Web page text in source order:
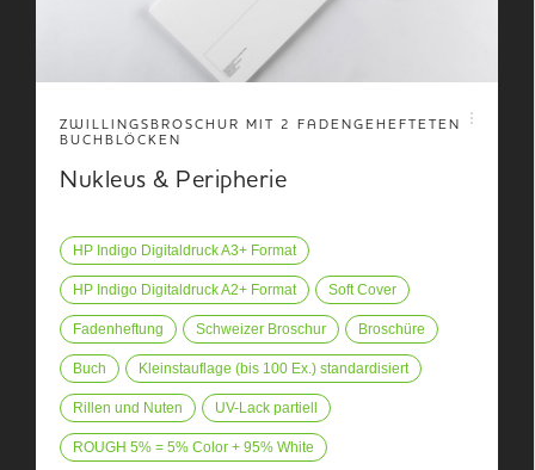
ZWILLINGSBROSCHUR MIT 2 FADENGEHEFTETEN
BUCHBLÖCKEN
Nukleus & Peripherie
HP Indigo Digitaldruck A3+ Format
HP Indigo Digitaldruck A2+ Format Soft Cover
Fadenheftung Schweizer Broschur Broschüre
Buch Kleinstauflage (bis 100 Ex.) standardisiert
Rillen und Nuten UV-Lack partiell
ROUGH 5% = 5% Color + 95% White